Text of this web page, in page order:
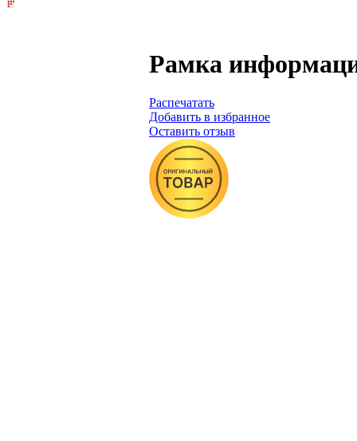
Рамка
Распечатать
Добавить в избранное
Оставить отзыв